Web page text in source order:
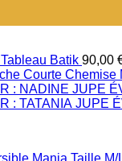
Tableau Batik 90,00
Chemise
JUPE
JUPE